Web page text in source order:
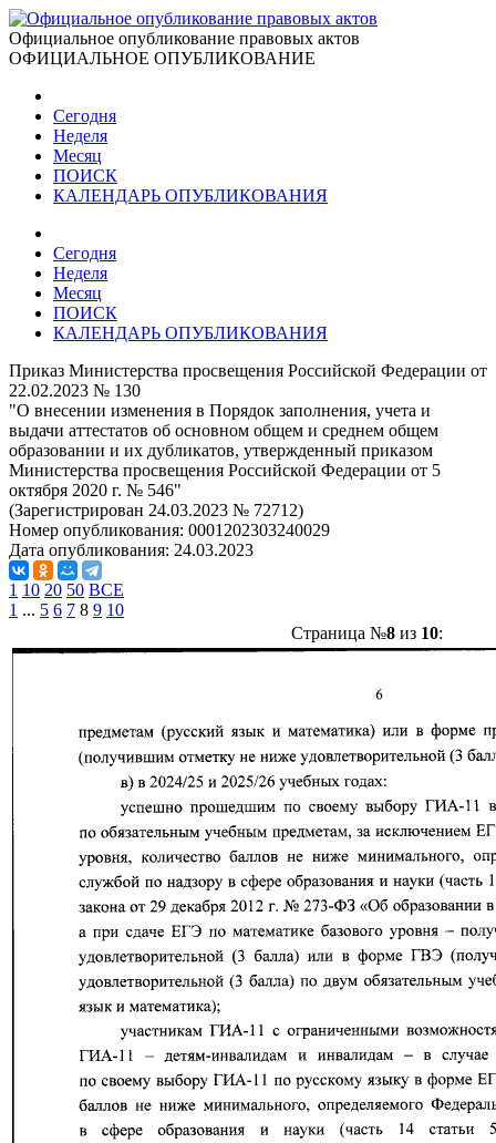
Официальное опубликование правовых актов
ОФИЦИАЛЬНОЕ ОПУБЛИКОВАНИЕ
Сегодня
Неделя
Месяц
ПОИСК
КАЛЕНДАРЬ ОПУБЛИКОВАНИЯ
Сегодня
Неделя
Месяц
ПОИСК
КАЛЕНДАРЬ ОПУБЛИКОВАНИЯ
Приказ Министерства просвещения Российской Федерации от
22.02.2023 № 130
"О внесении изменения в Порядок заполнения, учета и
выдачи аттестатов об основном общем и среднем общем
образовании и их дубликатов, утвержденный приказом
Министерства просвещения Российской Федерации от 5
октября 2020 г. № 546"
(Зарегистрирован 24.03.2023 № 72712)
Номер опубликования: 0001202303240029
Дата опубликования: 24.03.2023
1 10 20 50 ВСЕ
1 ... 5 6 7 8 9 10
Страница №8из 10: